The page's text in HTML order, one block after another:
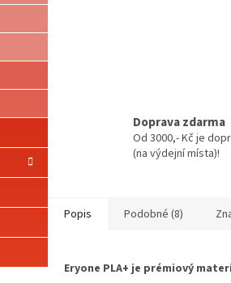
Doprava zdarma
Od 3000,- Kč je
(na výdejní místa)!
Popis Podobné (8)
Eryone PLA+ je prémiový